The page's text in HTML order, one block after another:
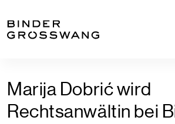
Marija Dobrić wird
Rechtsanwältin bei